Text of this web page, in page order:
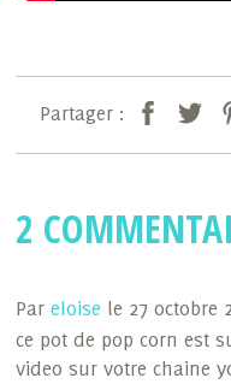
Partager :
2
Pareloise le 27 octobre
ce pot de pop corn est
video sur votre chaine